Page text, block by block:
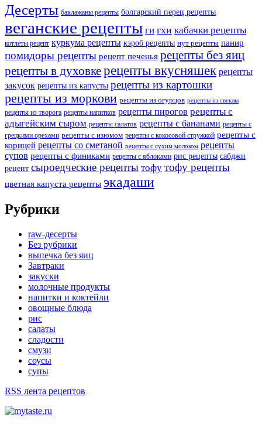
Десерты баклажаны рецепты болгарский перец рецепты
веганские рецепты ги гхи кабачки рецепты
котлеты рецепт куркума рецепты кэроб рецепты нут рецепты панир
помидоры рецепты рецепт печенья рецепты без яиц
рецепты в духовкерецепты вкусняшек рецепты
закусок рецепты из капусты рецепты из картошки
рецепты из моркови рецепты из огурцов рецепты из свеклы
рецепты из творога рецепты напитков рецепты пирогов рецепты с
адыгейским сыром рецепты салатов рецепты с бананами рецепты с
грецкими орехами рецепты с изюмом рецепты с кокосовой стружкой рецепты с
корицей рецепты со сметаной рецепты с сухим молоком рецепты
супов рецепты с финиками рецепты с яблоками рис рецепты сабджи
рецепт сыроедческие рецепты тофу тофу рецепты
цветная капуста рецепты экадаши
Рубрики
raw-десерты
Без рубрики
выпечка без яиц
Завтраки
закуски
молочные продукты
напитки и коктейли
овощные блюда
рис
салаты
сладости
смузи
соусы
супы
RSS лента рецептов